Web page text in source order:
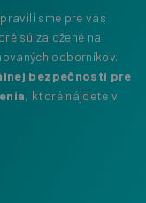
sme pre vás
sú založené na
odborníkov.
bezpečnosti pre
, ktoré nájdete v